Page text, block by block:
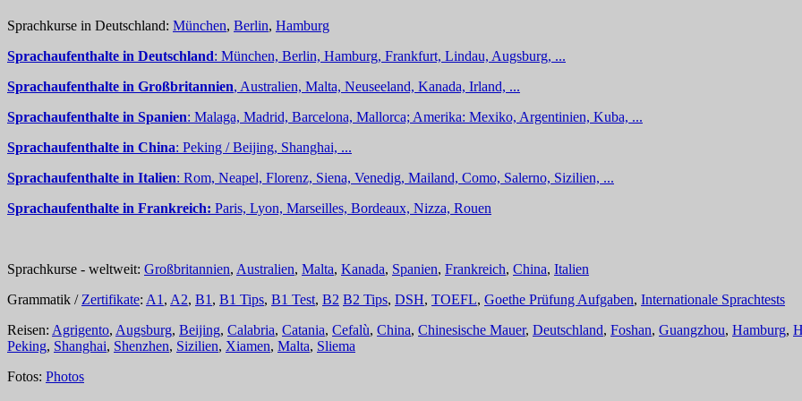
Sprachkurse in Deutschland: München, Berlin, Hamburg
Sprachaufenthalte in Deutschland: München, Berlin, Hamburg, Frankfurt, Lindau, Augsburg, ...
Sprachaufenthalte in Großbritannien, Australien, Malta, Neuseeland, Kanada, Irland, ...
Sprachaufenthalte in Spanien: Malaga, Madrid, Barcelona, Mallorca; Amerika: Mexiko, Argentinien, Kuba, ...
Sprachaufenthalte in China: Peking / Beijing, Shanghai, ...
Sprachaufenthalte in Italien: Rom, Neapel, Florenz, Siena, Venedig, Mailand, Como, Salerno, Sizilien, ...
Sprachaufenthalte in Frankreich: Paris, Lyon, Marseilles, Bordeaux, Nizza, Rouen
Sprachkurse - weltweit: Großbritannien, Australien, Malta, Kanada, Spanien, Frankreich, China, Italien
Grammatik / Zertifikate: A1 , A2, B1 , B1 Tips, B1 Test, B2 B2 Tips, DSH, TOEFL, Goethe Prüfung Aufgaben, Internationale Sprachtests
Reisen: Agrigento, Augsburg, Beijing, Calabria, Catania, Cefalù, China, Chinesische Mauer, Deutschland, Foshan, Guangzhou, Hamburg,
Peking, Shanghai, Shenzhen, Sizilien, Xiamen, Malta, Sliema
Fotos: Photos